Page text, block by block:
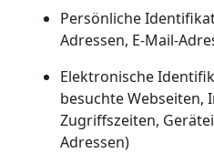
Persönliche
Adressen, E-Mail-
Elektronische
besuchte Webseiten,
Zugriffszeiten,
Adressen)